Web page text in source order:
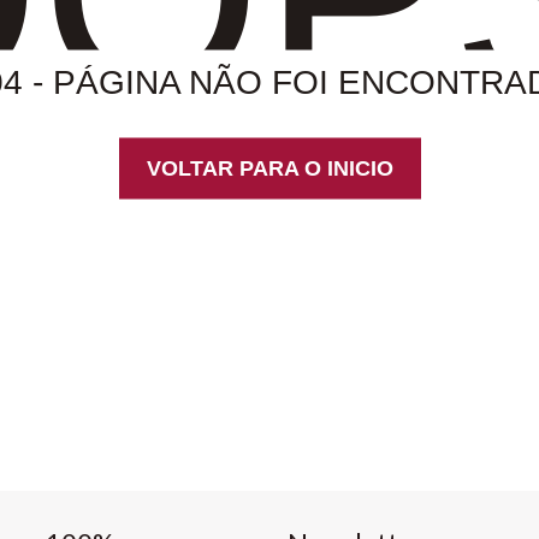
- PÁGINA NÃO FOI
VOLTAR PARA O INICIO